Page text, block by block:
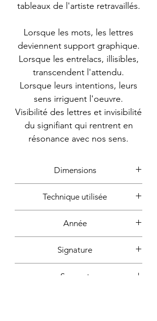
tableaux de l'artiste retravaillés.
Lorsque les mots, les lettres
deviennent support graphique.
Lorsque les entrelacs, illisibles,
transcendent l'attendu.
Lorsque leurs intentions, leurs
sens irriguent l'oeuvre.
Visibilité des lettres et invisibilité
du signifiant qui rentrent en
résonance avec nos sens.
Dimensions
Technique utilisée
ordinateur
Année
Signature
Support